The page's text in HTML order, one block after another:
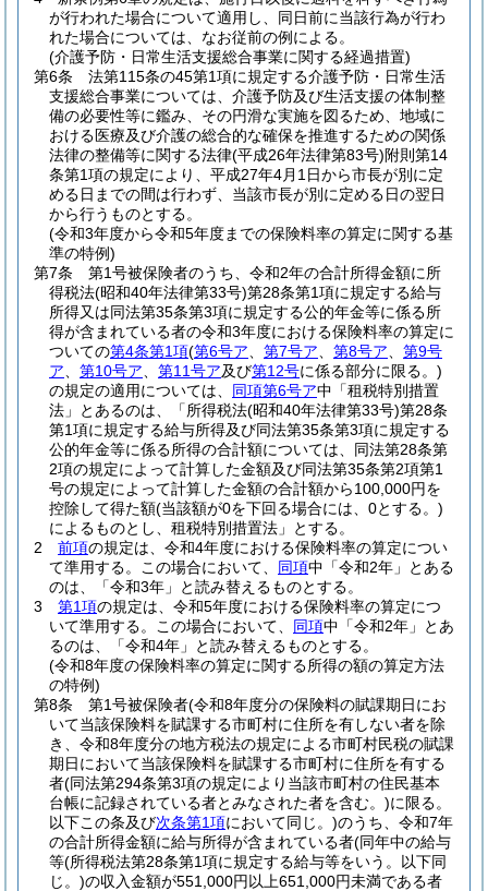
が行われた場合について適用し、同日前に当該行為が行わ
れた場合については、なお従前の例による。
(介護予防・日常生活支援総合事業に関する経過措置)
第6条
法第115条の45第1項に規定する介護予防・日常生活
支援総合事業については、介護予防及び生活支援の体制整
備の必要性等に鑑み、その円滑な実施を図るため、地域に
おける医療及び介護の総合的な確保を推進するための関係
法律の整備等に関する法律(平成26年法律第83号)附則第14
条第1項の規定により、平成27年4月1日から市長が別に定
める日までの間は行わず、当該市長が別に定める日の翌日
から行うものとする。
(令和3年度から令和5年度までの保険料率の算定に関する基
準の特例)
第7条
第1号被保険者のうち、令和2年の合計所得金額に所
得税法(昭和40年法律第33号)第28条第1項に規定する給与
所得又は同法第35条第3項に規定する公的年金等に係る所
得が含まれている者の令和3年度における保険料率の算定に
ついての第4条第1項(第6号ア 第7号ア 第8号ア
第9号
ア
第10号ア 第11号ア及び第12号に係る部分に限る。)
の規定の適用については、 同項第6号ア中「租税特別措置
法」とあるのは、「所得税法(昭和40年法律第33号)第28条
第1項に規定する給与所得及び同法第35条第3項に規定する
公的年金等に係る所得の合計額については、同法第28条第
2項の規定によって計算した金額及び同法第35条第2項第1
号の規定によって計算した金額の合計額から100,000円を
控除して得た額(当該額が0を下回る場合には、0とする。)
によるものとし、租税特別措置法」とする。
2
前項の規定は、令和4年度における保険料率の算定につい
て準用する。
この場合において、 同項中「令和2年」とある
のは、「令和3年」と読み替えるものとする。
3
第1項の規定は、令和5年度における保険料率の算定につ
いて準用する。
この場合において、 同項中「令和2年」とあ
るのは、「令和4年」と読み替えるものとする。
(令和8年度の保険料率の算定に関する所得の額の算定方法
の特例)
第8条
第1号被保険者(令和8年度分の保険料の賦課期日にお
いて当該保険料を賦課する市町村に住所を有しない者を除
き、令和8年度分の地方税法の規定による市町村民税の賦課
期日において当該保険料を賦課する市町村に住所を有する
者(同法第294条第3項の規定により当該市町村の住民基本
台帳に記録されている者とみなされた者を含む。)に限る。
以下この条及び次条第1項において同じ。)のうち、令和7年
の合計所得金額に給与所得が含まれている者(同年中の給与
等(所得税法第28条第1項に規定する給与等をいう。以下同
じ。)の収入金額が551,000円以上651,000円未満である者